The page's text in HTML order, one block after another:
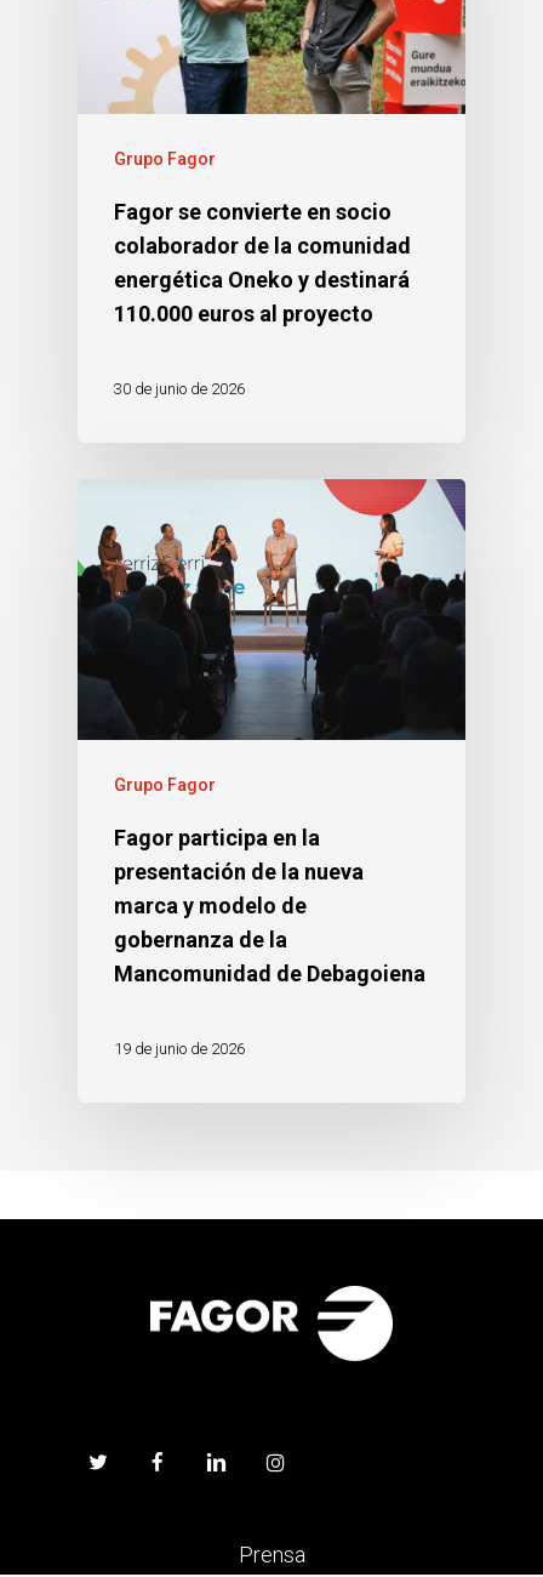
Grupo Fagor
Fagor se convierte en socio
colaborador de la comunidad
energética Oneko y destinará
110.000 euros al proyecto
30 de junio de 2026
Grupo Fagor
Fagor participa en la
presentación de la nueva
marca y modelo de
gobernanza de la
Mancomunidad de Debagoiena
19 de junio de 2026
Prensa